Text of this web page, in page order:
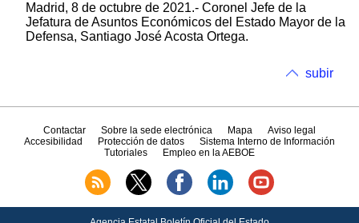
Madrid, 8 de octubre de 2021.- Coronel Jefe de la
Jefatura de Asuntos Económicos del Estado Mayor de la
Defensa, Santiago José Acosta Ortega.
subir
Contactar Sobre la sede electrónica Mapa
Aviso legal
Accesibilidad
Protección de datos
Sistema Interno de Información
Tutoriales
Empleo en la AEBOE